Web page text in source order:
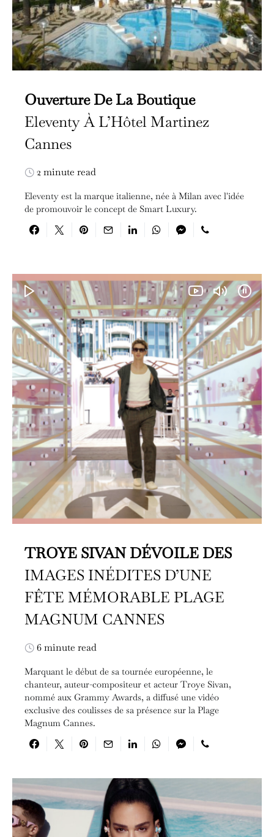
Ouverture De La Boutique
Eleventy À L’Hôtel Martinez
Cannes
2 minute read
Eleventy est la marque italienne, née à Milan avec l'idée
de promouvoir le concept de Smart Luxury.
TROYE SIVAN DÉVOILE DES
IMAGES INÉDITES D’UNE
FÊTE MÉMORABLE PLAGE
MAGNUM CANNES
6 minute read
Marquant le début de sa tournée européenne, le
chanteur, auteur-compositeur et acteur Troye Sivan,
nommé aux Grammy Awards, a diffusé une vidéo
exclusive des coulisses de sa présence sur la Plage
Magnum Cannes.